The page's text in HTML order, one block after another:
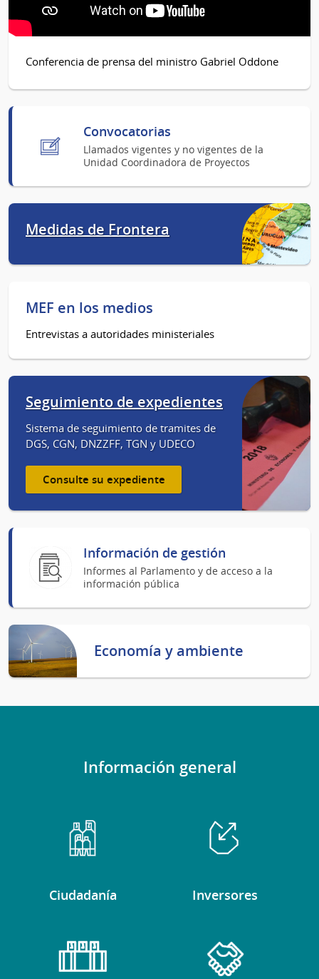
Conferencia de prensa del ministro Gabriel Oddone
Convocatorias
Llamados vigentes y no vigentes de la
Unidad Coordinadora de Proyectos
Medidas de Frontera
MEF en los medios
Entrevistas a autoridades ministeriales
Seguimiento de expedientes
Sistema de seguimiento de tramites de
DGS, CGN, DNZZFF, TGN y UDECO
Consulte su expediente
Información de gestión
Informes al Parlamento y de acceso a la
información pública
Economía y ambiente
Información general
Ciudadanía Inversores